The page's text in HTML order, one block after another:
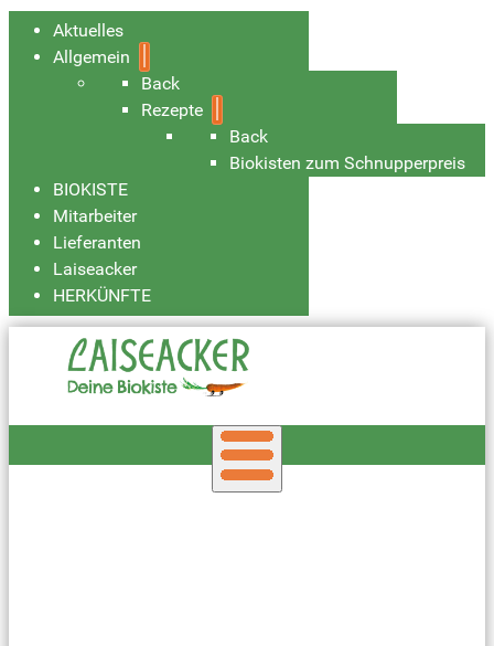
Aktuelles
Allgemein
Back
Rezepte
Back
Biokisten zum Schnupperpreis
BIOKISTE
Mitarbeiter
Lieferanten
Laiseacker
HERKÜNFTE